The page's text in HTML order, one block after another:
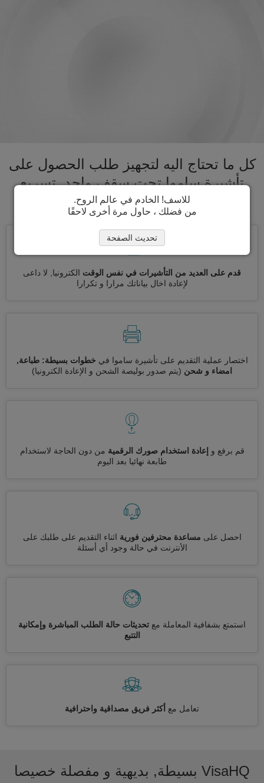
كل ما تحتاج اليه لتجهيز طلب الحصول على
تأشيرة ساموا تحت سقف واحد. تسريع
عملية الحصول على تأشيرة ساموا
قدم على العديد من التأشيرات في نفس الوقت الكترونيا, لا داعى
لإعادة اخال بياناتك مرارا و تكرارا
اختصار عملية التقديم على تأشيرة ساموا في خطوات بسيطة: طباعة,
امضاء و شحن (يتم صدور بوليصة الشحن و الإعادة الكترونيا)
قم برفع و إعادة استخدام صورك الرقمية من دون الحاجة لاستخدام
طابعة نهائيا بعد اليوم
احصل على مساعدة محترفين فورية اثناء التقديم على طلبك على
الأنترنت في حالة وجود أي أسئلة
استمتع بشفافية المعاملة مع تحديثات حالة الطلب المباشرة وإمكانية
التتبع
تعامل مع أكثر فريق مصداقية واحترافية
VisaHQ بسيطة, بديهية و مفصلة خصيصا
للاسف! الخادم في عالم الروح.
من فضلك ، حاول مرة أخرى لاحقًا
تحديث الصفحة